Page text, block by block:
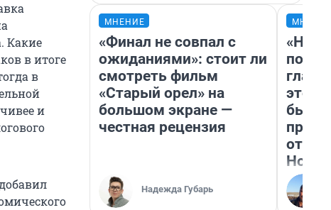
Какие
в итоге
в
и
МНЕНИЕ
«Финал не совпал с
ожиданиями»: стоит ли
смотреть фильм
«Старый орел» на
большом экране —
честная рецензия
Надежда Губарь
этого
бьет